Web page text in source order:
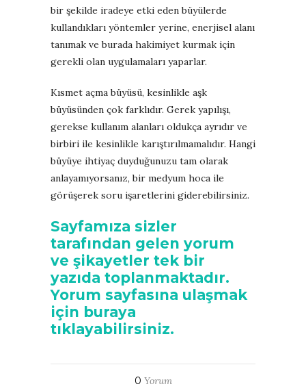
bir şekilde iradeye etki eden büyülerde
kullandıkları yöntemler yerine, enerjisel alanı
tanımak ve burada hakimiyet kurmak için
gerekli olan uygulamaları yaparlar.
Kısmet açma büyüsü, kesinlikle aşk
büyüsünden çok farklıdır. Gerek yapılışı,
gerekse kullanım alanları oldukça ayrıdır ve
birbiri ile kesinlikle karıştırılmamalıdır. Hangi
büyüye ihtiyaç duyduğunuzu tam olarak
anlayamıyorsanız, bir medyum hoca ile
görüşerek soru işaretlerini giderebilirsiniz.
Sayfamıza sizler
tarafından gelen yorum
ve şikayetler tek bir
yazıda toplanmaktadır.
Yorum sayfasına ulaşmak
için buraya
tıklayabilirsiniz.
0 Yorum